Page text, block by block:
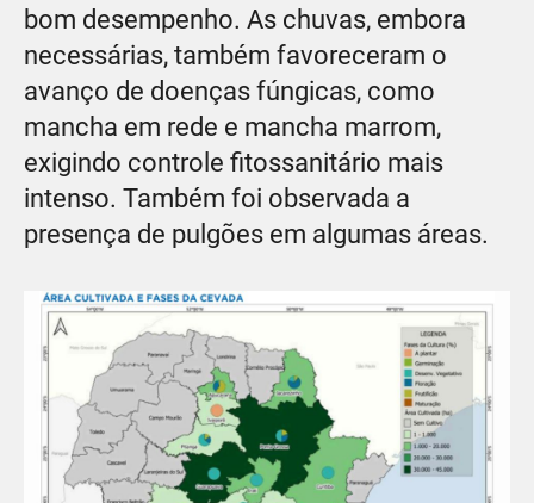
bom desempenho. As chuvas, embora
necessárias, também favoreceram o
avanço de doenças fúngicas, como
mancha em rede e mancha marrom,
exigindo controle fitossanitário mais
intenso. Também foi observada a
presença de pulgões em algumas áreas.